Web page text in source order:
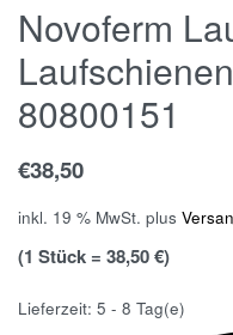
Novoferm
80800151
€38,50
inkl. 19 % MwSt. plus
(1 Stück = 38,50 €)
Lieferzeit: 5 - 8 Tag(e)